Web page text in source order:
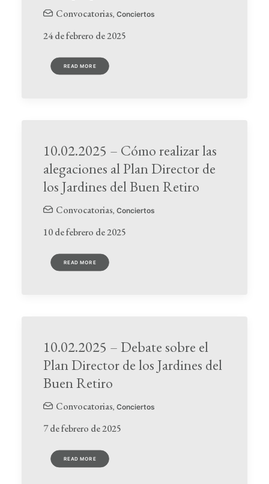
Convocatorias, Conciertos
24 de febrero de 2025
READ MORE
10.02.2025 – Cómo realizar las
alegaciones al Plan Director de
los Jardines del Buen Retiro
Convocatorias, Conciertos
10 de febrero de 2025
READ MORE
10.02.2025 – Debate sobre el
Plan Director de los Jardines del
Buen Retiro
Convocatorias, Conciertos
7 de febrero de 2025
READ MORE